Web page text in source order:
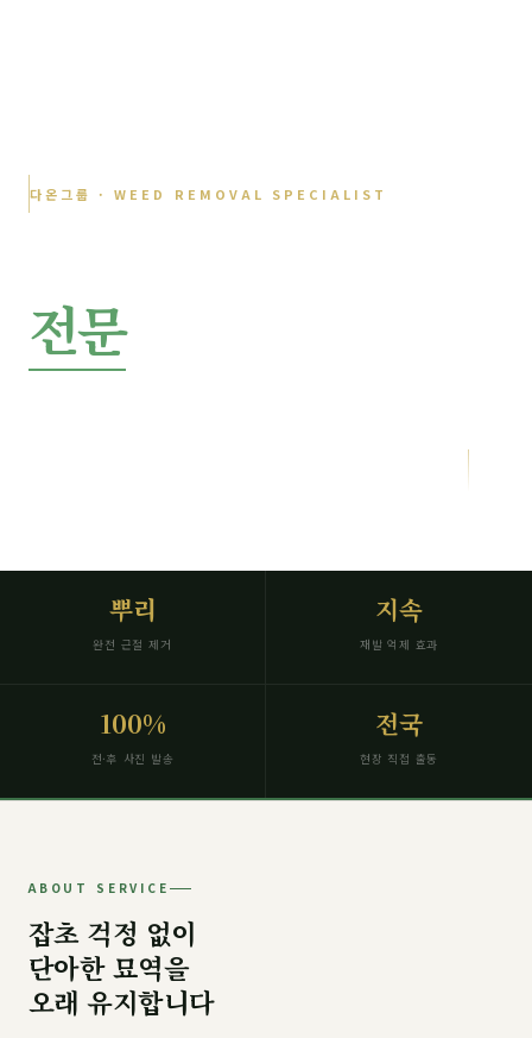
다온그룹 · WEED REMOVAL SPECIALIST
전문서비스
뿌리
완전 근절 제거
지속
재발 억제 효과
100%
전·후 사진 발송
전국
현장 직접 출동
ABOUT SERVICE
잡초 걱정 없이
단아한 묘역을
오래 유지합니다